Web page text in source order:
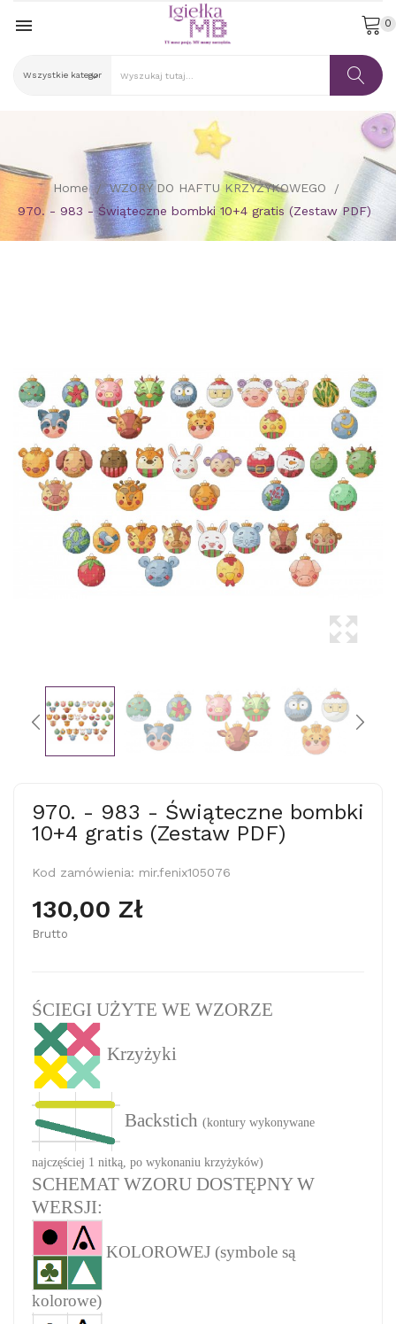
 0
Home
WZORY DO HAFTU KRZYŻYKOWEGO
970. - 983 - Świąteczne bombki 10+4 gratis (Zestaw PDF)
970. - 983 - Świąteczne bombki
10+4 gratis (Zestaw PDF)
Kod zamówienia: mir.fenix105076
130,00 Zł
Brutto
ŚCIEGI UŻYTE WE WZORZE
Krzyżyki
Backstich (kontury wykonywane
najczęściej 1 nitką, po wykonaniu krzyżyków)
SCHEMAT WZORU DOSTĘPNY W
WERSJI:
KOLOROWEJ (symbole są
kolorowe)